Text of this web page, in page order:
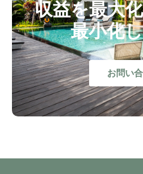
収益を最大
最小化
お問い